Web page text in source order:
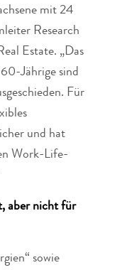
mit 24
Research
Estate. „Das
Jährige sind
Für
und hat
Work-Life-
aber nicht für
sowie